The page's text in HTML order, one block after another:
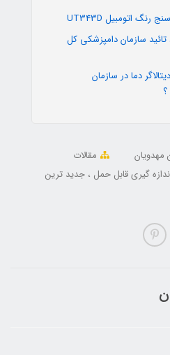
تائید سازمان دامپزشکی کل
دما در سازمان
مقالات
گیری قابل حمل
جدید ترین